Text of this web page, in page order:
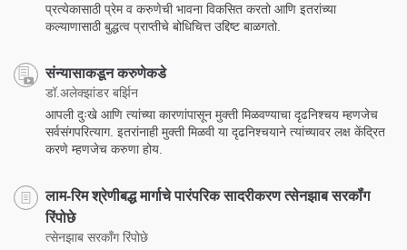
प्रत्येकासाठी प्रेम व करुणेची भावना विकसित करतो आणि इतरांच्या
कल्याणासाठी बुद्धत्व प्राप्तीचे बोधिचित्त उद्दिष्ट बाळगतो.
संन्यासाकडून करुणेकडे
डॉ.अलेक्झांडर बर्झिन
आपली दुःखे आणि त्यांच्या कारणांपासून मुक्ती मिळवण्याचा दृढनिश्चय म्हणजेच
सर्वसंगपरित्याग. इतरांनाही मुक्ती मिळवी या दृढनिश्चयाने त्यांच्यावर लक्ष केंद्रित
करणे म्हणजेच करुणा होय.
लाम-रिम श्रेणीबद्ध मार्गाचे पारंपरिक सादरीकरण त्सेनझाब सरकॉंग
रिंपोछे
त्सेनझाब सरकॉंग रिंपोछे